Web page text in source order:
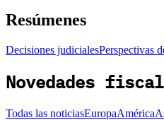
Resúmenes
Decisiones judicialesPerspectivas
Novedades
Todas las noticiasEuropaAmérica